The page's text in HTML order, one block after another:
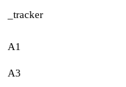
_tracker
A1
A3